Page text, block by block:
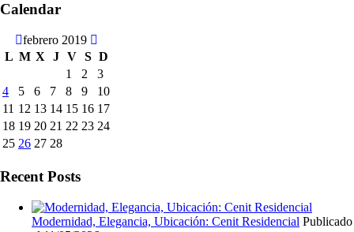
Calendar
febrero 2019
L M X J V S D
1
2
3
4
5 6 7 8 9
10
11 12 13 14 15 16 17
18 19 20 21 22 23 24
25 26 27 28
Recent Posts
Modernidad, Elegancia, Ubicación: Cenit Residencial Publicado